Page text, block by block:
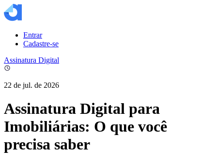
Entrar
Cadastre-se
Assinatura Digital
22 de jul. de 2026
Assinatura Digital para
Imobiliárias: O que você
precisa saber